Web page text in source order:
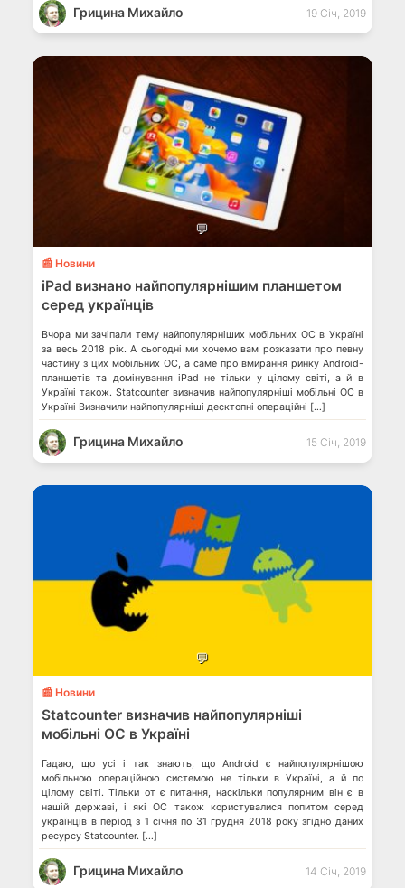
Грицина Михайло 19 Січ, 2019
💬
📰 Новини
iPad визнано найпопулярнішим планшетом
серед українців
Вчора ми зачіпали тему найпопулярніших мобільних ОС в Україні
за весь 2018 рік. А сьогодні ми хочемо вам розказати про певну
частину з цих мобільних ОС, а саме про вмирання ринку Android-
планшетів та домінування iPad не тільки у цілому світі, а й в
Україні також. Statcounter визначив найпопулярніші мобільні ОС в
Україні Визначили найпопулярніші десктопні операційні […]
Грицина Михайло 15 Січ, 2019
💬
📰 Новини
Statcounter визначив найпопулярніші
мобільні ОС в Україні
Гадаю, що усі і так знають, що Android є найпопулярнішою
мобільною операційною системою не тільки в Україні, а й по
цілому світі. Тільки от є питання, наскільки популярним він є в
нашій державі, і які ОС також користувалися попитом серед
українців в період з 1 січня по 31 грудня 2018 року згідно даних
ресурсу Statcounter. […]
Грицина Михайло 14 Січ, 2019